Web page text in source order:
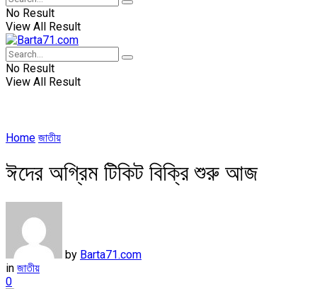
No Result
View All Result
No Result
View All Result
Home জাতীয়
ঈদের অগ্রিম টিকিট বিক্রি শুরু আজ
by Barta71.com
in জাতীয়
0